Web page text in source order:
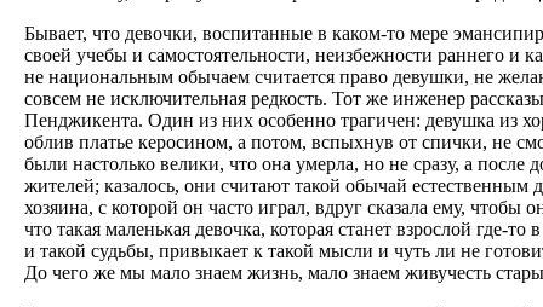
Бывает, что девочки, воспитанные в каком-то мере
своей учебы и самостоятельности, неизбежности раннего
не национальным обычаем считается право девушки, не
совсем не исключительная редкость. Тот же инженер
Пенджикента. Один из них особенно трагичен: девушка из
облив платье керосином, а потом, вспыхнув от спички, не
были настолько велики, что она умерла, но не сразу, а
жителей; казалось, они считают такой обычай естественным
хозяина, с которой он часто играл, вдруг сказала ему,
что такая маленькая девочка, которая станет взрослой где-
и такой судьбы, привыкает к такой мысли и чуть ли не
До чего же мы мало знаем жизнь, мало знаем живучесть